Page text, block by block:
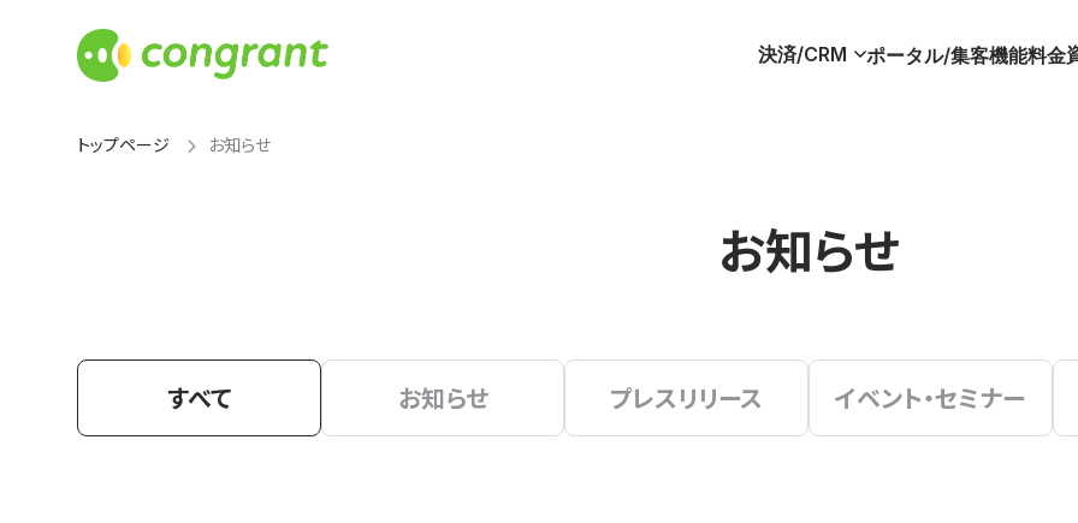
決済/CRM ポータル/集客機能料金
トップページ お知らせ
お知らせ
すべて お知らせ プレスリリース イベント・セミナー